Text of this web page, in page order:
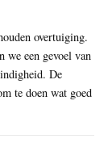
overtuiging.
we een gevoel van
De
te doen wat goed